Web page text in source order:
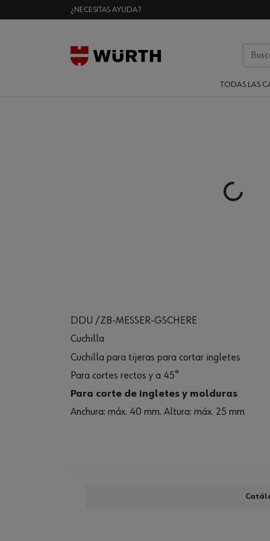
¿NECESITAS AYUDA?
TODAS LAS
Loading...
DDU /ZB-MESSER-GSCHERE
Cuchilla
Cuchilla para tijeras para cortar ingletes
Para cortes rectos y a 45°
Para corte de ingletes y molduras
Anchura: máx. 40 mm. Altura: máx. 25 mm